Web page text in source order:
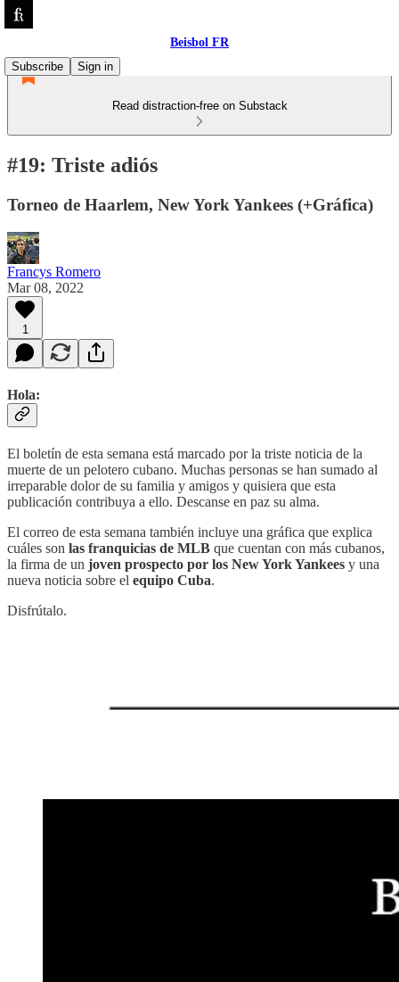
Beisbol FR
Subscribe
Sign in
Read distraction-free on Substack
#19: Triste adiós
Torneo de Haarlem, New York Yankees (+Gráfica)
Francys Romero
Mar 08, 2022
1
Hola:
El boletín de esta semana está marcado por la triste noticia de la
muerte de un pelotero cubano. Muchas personas se han sumado al
irreparable dolor de su familia y amigos y quisiera que esta
publicación contribuya a ello. Descanse en paz su alma.
El correo de esta semana también incluye una gráfica que explica
cuáles son las franquicias de MLB que cuentan con más cubanos,
la firma de un joven prospecto por los New York Yankees y una
nueva noticia sobre el equipo Cuba.
Disfrútalo.